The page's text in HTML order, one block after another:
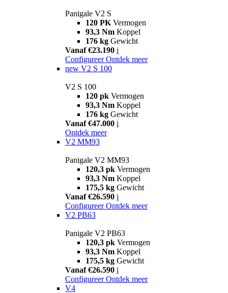
Panigale V2 S
120 PK Vermogen
93,3 Nm Koppel
176 kg Gewicht
Vanaf €23.190 i
Configureer Ontdek meer
new V2 S 100
V2 S 100
120 pk Vermogen
93,3 Nm Koppel
176 kg Gewicht
Vanaf €47.000 i
Ontdek meer
V2 MM93
Panigale V2 MM93
120,3 pk Vermogen
93,3 Nm Koppel
175,5 kg Gewicht
Vanaf €26.590 i
Configureer Ontdek meer
V2 PB63
Panigale V2 PB63
120,3 pk Vermogen
93,3 Nm Koppel
175,5 kg Gewicht
Vanaf €26.590 i
Configureer Ontdek meer
V4